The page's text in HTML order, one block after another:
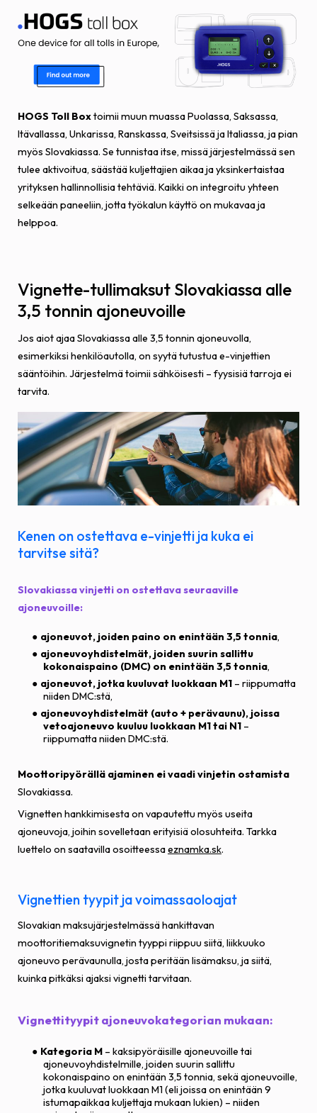
HOGS Toll Boxtoimii muun muassa Puolassa, Saksassa,
Itävallassa, Unkarissa, Ranskassa, Sveitsissä ja Italiassa, ja pian
myös Slovakiassa. Se tunnistaa itse, missä järjestelmässä sen
tulee aktivoitua, säästää kuljettajien aikaa ja yksinkertaistaa
yrityksen hallinnollisia tehtäviä. Kaikki on integroitu yhteen
selkeään paneeliin, jotta työkalun käyttö on mukavaa ja
helppoa.
Vignette-tullimaksut Slovakiassa alle
3,5 tonnin ajoneuvoille
Jos aiot ajaa Slovakiassa alle 3,5 tonnin ajoneuvolla,
esimerkiksi henkilöautolla, on syytä tutustua e-vinjettien
sääntöihin. Järjestelmä toimii sähköisesti – fyysisiä tarroja ei
tarvita.
Kenen on ostettava e-vinjetti ja kuka ei
tarvitse sitä?
Slovakiassa vinjetti on ostettava seuraaville
ajoneuvoille:
ajoneuvot, joiden paino on enintään 3,5 tonnia,
ajoneuvoyhdistelmät, joiden suurin sallittu
kokonaispaino (DMC) on enintään 3,5 tonnia,
ajoneuvot, jotka kuuluvat luokkaan M1 – riippumatta
niiden DMC:stä,
ajoneuvoyhdistelmät (auto + perävaunu), joissa
vetoajoneuvo kuuluu luokkaan M1 tai N1 –
riippumatta niiden DMC:stä.
Moottoripyörällä ajaminen ei vaadi vinjetin ostamista
Slovakiassa.
Vignetten hankkimisesta on vapautettu myös useita
ajoneuvoja, joihin sovelletaan erityisiä olosuhteita. Tarkka
luettelo on saatavilla osoitteessaeznamka.sk.
Vignettien tyypit ja voimassaoloajat
Slovakian maksujärjestelmässä hankittavan
moottoritiemaksuvignetin tyyppi riippuu siitä, liikkuuko
ajoneuvo perävaunulla, josta peritään lisämaksu, ja siitä,
kuinka pitkäksi ajaksi vignetti tarvitaan.
Vignettityypit ajoneuvokategorian mukaan:
Kategoria M – kaksipyöräisille ajoneuvoille tai
ajoneuvoyhdistelmille, joiden suurin sallittu
kokonaispaino on enintään 3,5 tonnia, sekä ajoneuvoille,
jotka kuuluvat luokkaan M1 (eli joissa on enintään 9
istumapaikkaa kuljettaja mukaan lukien) – niiden